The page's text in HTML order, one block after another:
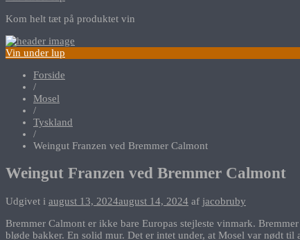
Kom helt tæt på produktet vin
Vin under lup
Forside
/
Mosel
/
Tyskland
/
Weingut Franzen ved Bremmer Calmont
Weingut Franzen ved Bremmer Calmont
Udgivet i august 13, 2024august 14, 2024 af jacobruby
Bremmer Calmont er ikke bare Europas stejleste vinmark.
bløde bakker. En solid mur. Det er intet under, at Mosel var nødt